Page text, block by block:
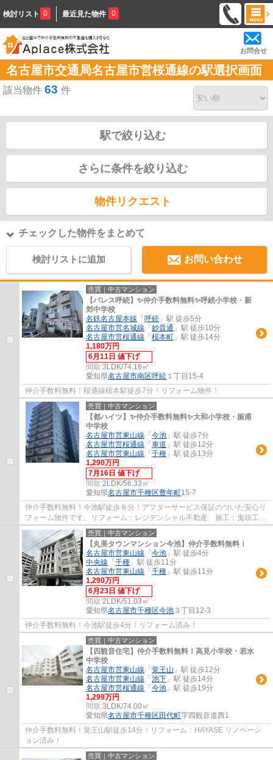
検討リスト 0 最近見た物件 0
お問合せ
名古屋市交通局名古屋市営桜通線の駅選択画面
該当物件 63 件
駅で絞り込む
さらに条件を絞り込む
物件リクエスト
チェックした物件をまとめて
検討リストに追加 お問い合わせ
売買｜中古マンション
【パレス呼続】✨️仲介手数料無料✨️呼続小学校・新
郊中学校
名鉄名古屋本線 「 呼続 」駅 徒歩5分
名古屋市営名城線 「 妙音通 」駅 徒歩10分
名古屋市営桜通線 「 桜本町 」駅 徒歩14分
1,180万円
6月11日 値下げ
間取:3LDK/74.16㎡
愛知県名古屋市南区呼続 １丁目15-4
仲介手数料無料！桜通線桜本駅徒歩7分！リフォーム物件！
売買｜中古マンション
【都ハイツ】✨️仲介手数料無料✨️大和小学校・振甫
中学校
名古屋市営東山線 「 今池 」駅 徒歩7分
名古屋市営桜通線 「 車道 」駅 徒歩12分
名古屋市営東山線 「 千種 」駅 徒歩13分
1,290万円
7月16日 値下げ
間取:2LDK/56.33㎡
愛知県名古屋市千種区豊年町15-7
仲介手数料無料！今池駅徒歩８分！アフターサービス保証のついた安心リ
フォーム物件です。リフォーム：レジデンシャル不動産 施工：鬼頭工務
店 分譲主：野松建設㈱
売買｜中古マンション
【丸美タウンマンション今池】仲介手数料無料！
名古屋市営東山線 「 今池 」駅 徒歩4分
中央線 「 千種 」駅 徒歩11分
名古屋市営東山線 「 千種 」駅 徒歩11分
1,290万円
6月23日 値下げ
間取:2LDK/51.03㎡
愛知県名古屋市千種区今池 ３丁目12-3
仲介手数料無料！今池駅徒歩4分！リフォーム済み！
売買｜中古マンション
【四観音住宅】仲介手数料無料！高見小学校・若水
中学校
名古屋市営東山線 「 覚王山 」駅 徒歩12分
名古屋市営東山線 「 池下 」駅 徒歩14分
名古屋市営桜通線 「 今池 」駅 徒歩19分
1,299万円
間取:3LDK/74.00㎡
愛知県名古屋市千種区 田代町字四観音道西1
仲介手数料無料！覚王山駅徒歩14分！リフォーム：HAYASE リノベーシ
ョン済み！
売買｜中古マンション